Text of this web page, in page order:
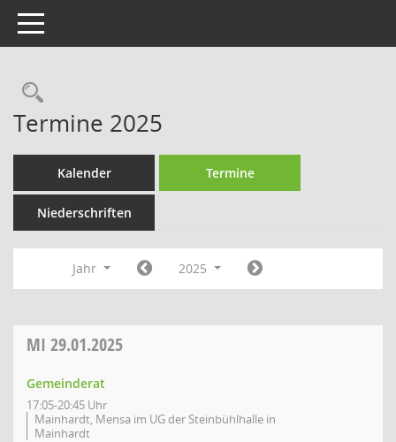
Toggle navigation
Rechercheauswahl
Termine 2025
Kalender Termine
Niederschriften
Jahr 2025
MI 29.01.2025
Gemeinderat
17:05-20:45 Uhr
Mainhardt, Mensa im UG der Steinbühlhalle in
Mainhardt